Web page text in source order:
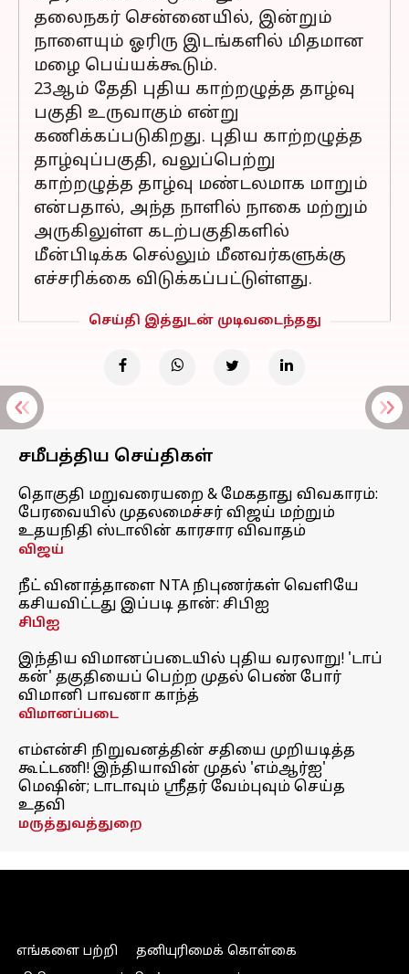
தலைநகர் சென்னையில், இன்றும்
நாளையும் ஓரிரு இடங்களில் மிதமான
மழை பெய்யக்கூடும்.
23ஆம் தேதி புதிய காற்றழுத்த தாழ்வு
பகுதி உருவாகும் என்று
கணிக்கப்படுகிறது. புதிய காற்றழுத்த
தாழ்வுப்பகுதி, வலுப்பெற்று
காற்றழுத்த தாழ்வு மண்டலமாக மாறும்
என்பதால், அந்த நாளில் நாகை மற்றும்
அருகிலுள்ள கடற்பகுதிகளில்
மீன்பிடிக்க செல்லும் மீனவர்களுக்கு
எச்சரிக்கை விடுக்கப்பட்டுள்ளது.
செய்தி இத்துடன் முடிவடைந்தது
சமீபத்திய செய்திகள்
தொகுதி மறுவரையறை & மேகதாது விவகாரம்:
பேரவையில் முதலமைச்சர் விஜய் மற்றும்
உதயநிதி ஸ்டாலின் காரசார விவாதம்
விஜய்
நீட் வினாத்தாளை NTA நிபுணர்கள் வெளியே
கசியவிட்டது இப்படி தான்: சிபிஐ
சிபிஐ
இந்திய விமானப்படையில் புதிய வரலாறு! 'டாப்
கன்' தகுதியைப் பெற்ற முதல் பெண் போர்
விமானி பாவனா காந்த்
விமானப்படை
எம்என்சி நிறுவனத்தின் சதியை முறியடித்த
கூட்டணி! இந்தியாவின் முதல் 'எம்ஆர்ஐ'
மெஷின்; டாடாவும் ஸ்ரீதர் வேம்புவும் செய்த
உதவி
மருத்துவத்துறை
எங்களை பற்றி
தனியுரிமைக் கொள்கை